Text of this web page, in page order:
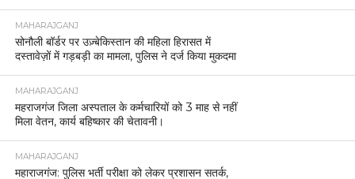
MAHARAJGANJ
सोनौली बॉर्डर पर उज़्बेकिस्तान की महिला हिरासत में
दस्तावेज़ों में गड़बड़ी का मामला, पुलिस ने दर्ज किया मुकदमा
MAHARAJGANJ
महराजगंज जिला अस्पताल के कर्मचारियों को 3 माह से नहीं
मिला वेतन, कार्य बहिष्कार की चेतावनी।
MAHARAJGANJ
महाराजगंज: पुलिस भर्ती परीक्षा को लेकर प्रशासन सतर्क,